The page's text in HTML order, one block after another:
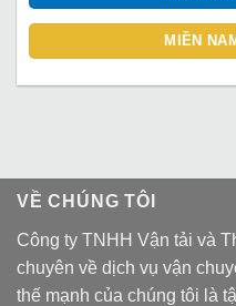
MIỀN
VỀ CHÚNG TÔI
Công ty TNHH Vận tải và
chuyên về dịch vụ vận
thế mạnh của chúng tôi là